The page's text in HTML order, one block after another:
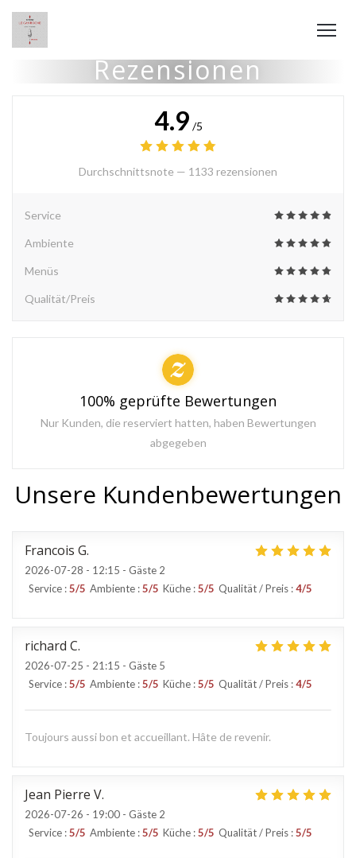
Rezensionen
Unsere Kundenbewertungen
Francois G
2026-07-28 - 12:15 - Gäste 2
Service :5/5 Ambiente :5/5 Küche :5/5 Qualität / Preis :4/5
richard C
2026-07-25 - 21:15 - Gäste 5
Service :5/5 Ambiente :5/5 Küche :5/5 Qualität / Preis :4/5
Toujours aussi bon et accueillant. Hâte de revenir.
Jean Pierre V
2026-07-26 - 19:00 - Gäste 2
Service :5/5 Ambiente :5/5 Küche :5/5 Qualität / Preis :5/5
4.9 /5
Durchschnittsnote — 1133 rezensionen
Service
Ambiente
Menüs
Qualität/Preis
100% geprüfte Bewertungen
Nur Kunden, die reserviert hatten, haben Bewertungen
abgegeben